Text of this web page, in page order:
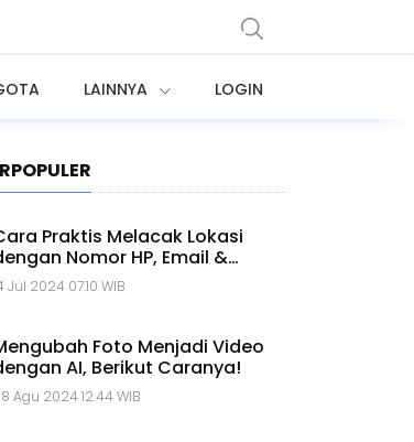
LAINNYA LOGIN
Praktis Melacak Lokasi
Nomor HP, Email &
Maps
Jul 2024 07.10 WIB
Foto Menjadi Video
AI, Berikut Caranya!
Agu 2024 12.44 WIB